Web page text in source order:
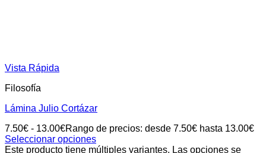
Vista Rápida
Filosofía
Lámina Julio Cortázar
7.50€ - 13.00€Rango de precios: desde 7.50€ hasta 13.00€
Seleccionar opciones
Este producto tiene múltiples variantes. Las opciones se